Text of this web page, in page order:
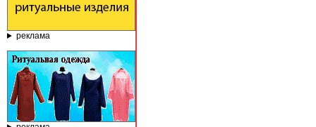
реклама